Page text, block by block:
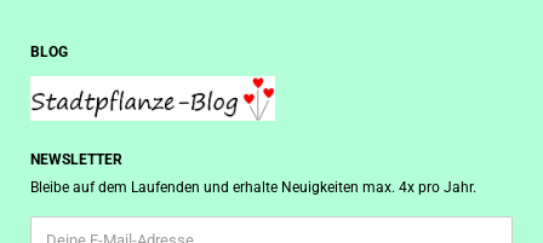
BLOG
NEWSLETTER
Bleibe auf dem Laufenden und erhalte Neuigkeiten max. 4x pro Jahr.